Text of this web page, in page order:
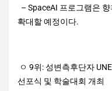
– SpaceAI 프로그램은
확대할 예정이다.
ㅇ 9위: 성변측후단자
선포식 및 학술대회 개최